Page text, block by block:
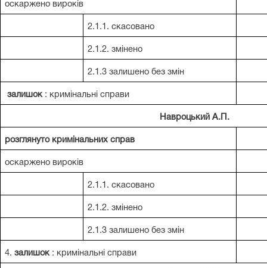
оскаржено вироків
2.1.1. скасовано
2.1.2. змінено
2.1.3 залишено без змін
залишок: кримінальні справи
Навроцький А.П.
розглянуто кримінальних справ
оскаржено вироків
2.1.1. скасовано
2.1.2. змінено
2.1.3 залишено без змін
4.залишок: кримінальні справи